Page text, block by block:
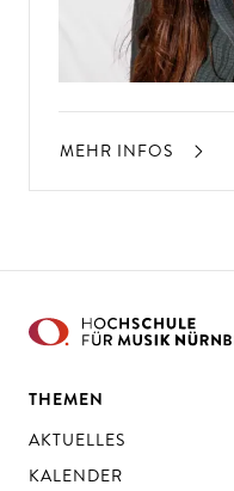
MEHR INFOS
THEMEN
AKTUELLES
KALENDER